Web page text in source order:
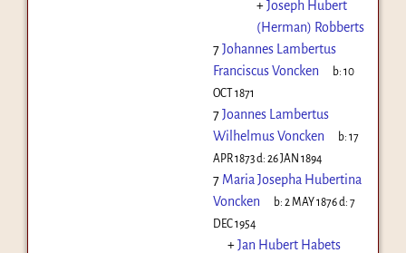
+Joseph Hubert
(Herman) Robberts
7Johannes Lambertus
Franciscus Voncken
b:10
OCT 1871
7Joannes Lambertus
Wilhelmus Voncken
b:17
APR 1873d: 26 JAN 1894
7 Maria Josepha Hubertina
Voncken
b:2 MAY 1876d:7
DEC 1954
+Jan Hubert Habets